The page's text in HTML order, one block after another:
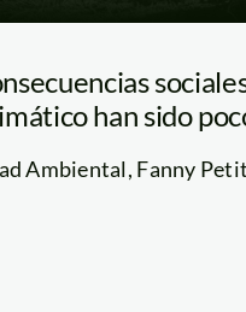
han sido
Ambiental, Fanny